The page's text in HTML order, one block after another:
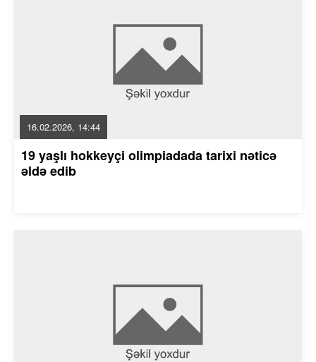
16.02.2026, 14:44
19 yaşlı hokkeyçi olimpiadada tarixi nəticə
əldə edib